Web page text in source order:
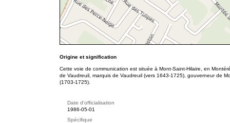
Origine et signification
Cette voie de communication est située à Mont-Saint-Hilaire, en
de Vaudreuil, marquis de Vaudreuil (vers 1643-1725), gouverneur de
(1703-1725).
Date d'officialisation
1986-05-01
Spécifique